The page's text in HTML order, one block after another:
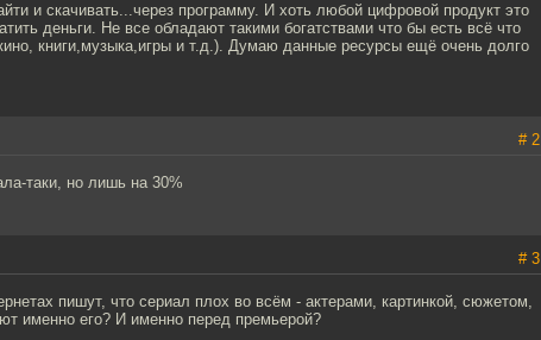
и скачивать...через программу. И хоть любой цифровой продукт это
деньги. Не все обладают такими богатствами что бы есть всё что
книги,музыка,игры и т.д.). Думаю данные ресурсы ещё очень долго
# 2
таки, но лишь на 30%
# 3
пишут, что сериал плох во всём - актерами, картинкой, сюжетом,
именно его? И именно перед премьерой?